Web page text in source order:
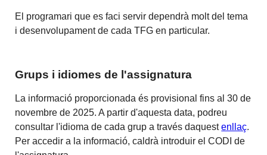
El programari que es faci servir dependrà molt del tema
i desenvolupament de cada TFG en particular.
Grups i idiomes de l'assignatura
La informació proporcionada és provisional fins al 30 de
novembre de 2025. A partir d'aquesta data, podreu
consultar l'idioma de cada grup a través daquestenllaç.
Per accedir a la informació, caldrà introduir el CODI de